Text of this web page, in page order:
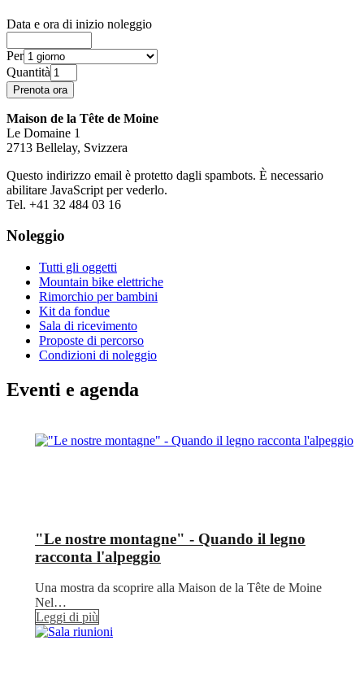
Data e ora di inizio noleggio
Per
Quantità
Maison de la Tête de Moine
Le Domaine 1
2713 Bellelay, Svizzera
Questo indirizzo email è protetto dagli spambots. È necessario
abilitare JavaScript per vederlo.
Tel. +41 32 484 03 16
Noleggio
Tutti gli oggetti
Mountain bike elettriche
Rimorchio per bambini
Kit da fondue
Sala di ricevimento
Proposte di percorso
Condizioni di noleggio
Eventi e agenda
"Le nostre montagne" - Quando il legno
racconta l'alpeggio
Una mostra da scoprire alla Maison de la Tête de Moine
Nel…
Leggi di più